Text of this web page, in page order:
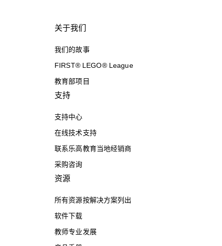
关于我们
我们的故事
FIRST® LEGO® League
教育部项目
支持
支持中心
在线技术支持
联系乐高教育当地经销商
采购咨询
资源
所有资源按解决方案列出
软件下载
教师专业发展